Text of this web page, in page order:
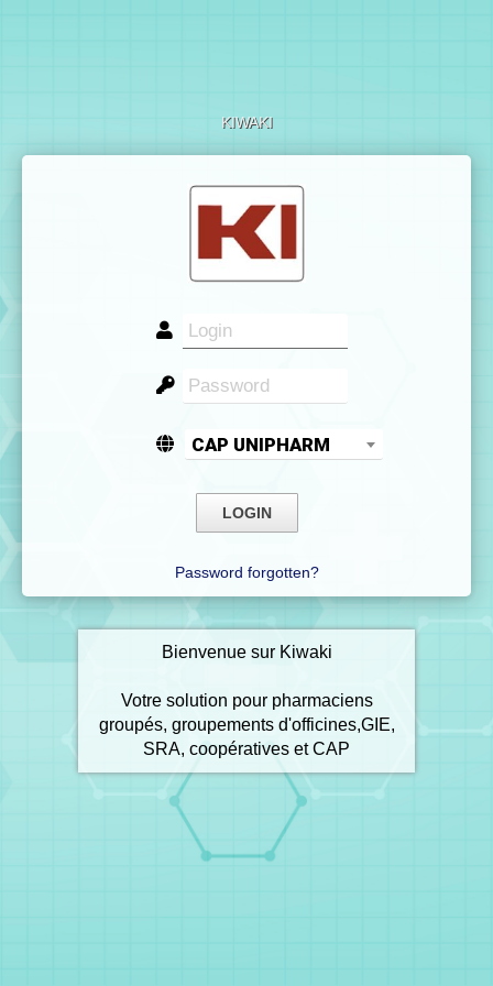
KIWAKI
CAP UNIPHARM
Password forgotten?
Bienvenue sur Kiwaki
Votre solution pour pharmaciens
groupés, groupements d'officines,GIE,
SRA, coopératives et CAP